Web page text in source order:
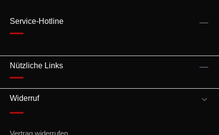
Service-Hotline
Nützliche Links
Widerruf